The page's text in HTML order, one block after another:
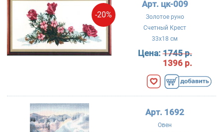
-20%
Арт. цк-009
Золотое руно
Счетный Крест
33x18 см
Цена:1745 р.
1396 р.
Арт. 1692
Овен